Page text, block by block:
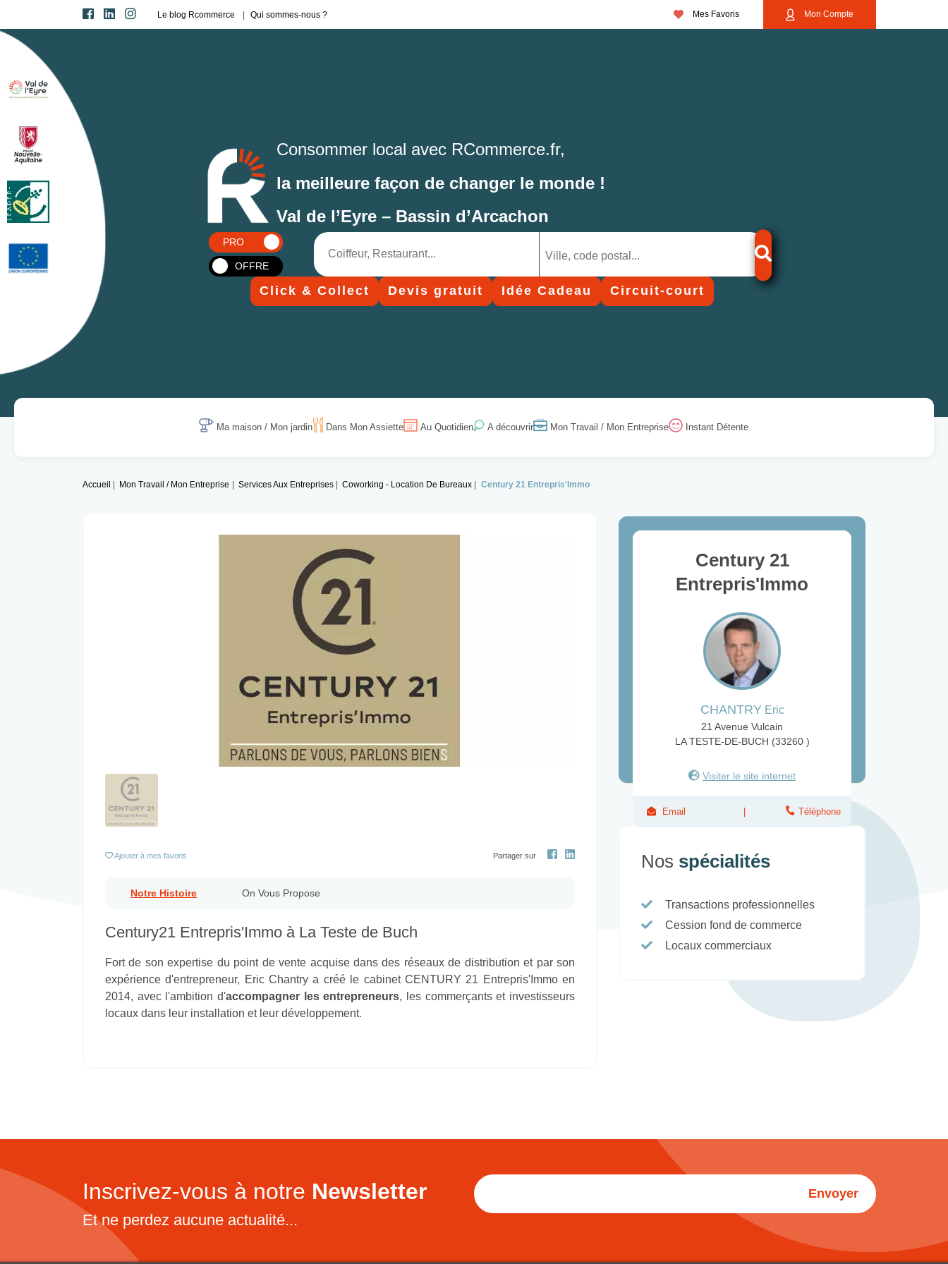
Le blog Rcommerce Qui sommes-nous ? Mes Favoris Mon Compte
Consommer local avec RCommerce.fr,
la meilleure façon de changer le monde !
Val de l’Eyre – Bassin d’Arcachon
PRO
OFFRE
Click & Collect Devis gratuit Idée Cadeau Circuit-court
Ma maison / Mon jardin Dans Mon Assiette Au Quotidien A découvrir Mon Travail / Mon Entreprise Instant Détente
Accueil Mon Travail / Mon Entreprise Services Aux Entreprises Coworking - Location De Bureaux Century 21 Entrepris'Immo
Ajouter à mes favoris Partager sur
Notre Histoire On Vous Propose
Century21 Entrepris'Immo à La Teste de Buch
Fort de son expertise du point de vente acquise dans des réseaux de distribution et par son
expérience d'entrepreneur, Eric Chantry a créé le cabinet CENTURY 21 Entrepris'Immo en
2014, avec l'ambition d'accompagner les entrepreneurs, les commerçants et investisseurs
locaux dans leur installation et leur développement.
Century 21
Entrepris'Immo
CHANTRYEric
21 Avenue Vulcain
LA TESTE-DE-BUCH (33260 )
Visiter le site internet
Email Téléphone
Nos spécialités
Transactions professionnelles
Cession fond de commerce
Locaux commerciaux
Inscrivez-vous à notre Newsletter
Et ne perdez aucune actualité...
Envoyer